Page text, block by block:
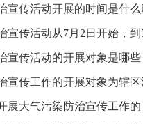
宣传活动开展的时间是什
宣传活动从7月2日开始，
宣传活动的开展对象是哪些
宣传工作的开展对象为辖
展大气污染防治宣传工作的